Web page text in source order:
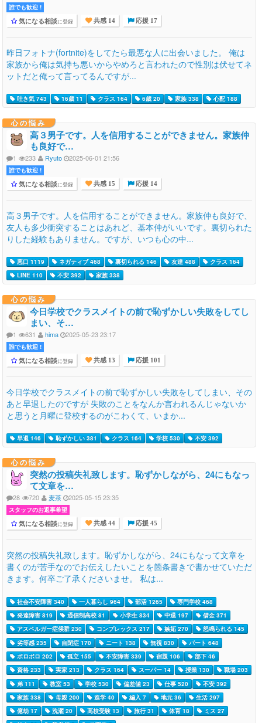
誰でも歓迎 !
気になる相談に登録 共感 14 応援 17
昨日フォトナ(fortnite)をしてたら最悪な人に出会いました。 俺は
家族から俺は気持ち悪いからやめろと言われたので性別は伏せてネ
ットだと俺って言ってるんですが...
吐き気 743 16歳 11 クラス 164 6歳 20 家族 338 心配 188
心の悩み
高３男子です。人を信用することができません。家族仲
も良好で…
1 233 Ryuto 2025-06-01 21:56
誰でも歓迎 !
気になる相談に登録 共感 15 応援 14
高３男子です。人を信用することができません。家族仲も良好で、
友人も多少衝突することはあれど、基本仲がいいです。裏切られた
りした経験もありません。ですが、いつも心の中...
悪口 1119 ネガティブ 468 裏切られる 146 友達 488
クラス 164
LINE 110
不安 392 家族 338
心の悩み
今日学校でクラスメイトの前で恥ずかしい失敗をしてし
まい、そ…
1 631 hima 2025-05-23 23:17
誰でも歓迎 !
気になる相談に登録 共感 13 応援 101
今日学校でクラスメイトの前で恥ずかしい失敗をしてしまい、その
あと早退したのですが 失敗のことをなんか言われるんじゃないか
と思うと月曜に登校するのがこわくて、いまか...
早退 146 恥ずかしい 381 クラス 164 学校 530 不安 392
心の悩み
突然の投稿失礼致します。恥ずかしながら、24にもなっ
て文章を…
28 720 麦茶 2025-05-15 23:35
スタッフのお返事希望
気になる相談に登録 共感 44 応援 45
突然の投稿失礼致します。恥ずかしながら、24にもなって文章を
書くのが苦手なのでお伝えしたいことを箇条書きで書かせていただ
きます。何卒ご了承くださいませ。 私は...
社会不安障害 340 一人暮らし 964 部活 1265
専門学校 468
発達障害 819
通信制高校 81 小学生 834 中退 197
借金 371
アスペルガー症候群 230
コンプレックス 217 嫉妬 270
怒鳴られる 145
劣等感 235
自閉症 170 ニート 138 無視 830
パート 648
ボロボロ 202
孤立 155 不安障害 339 宿題 106
部下 46
資格 233
実家 213 クラス 164 スーパー 14 授業 130
職場 203
弟 111
教室 53 学校 530 偏差値 23 仕事 520
不安 392
家族 338
母親 200 進学 40 編入 7 地元 36
生活 297
億劫 17
洗濯 20 高校受験 13 旅行 31 体育 18
ミス 27